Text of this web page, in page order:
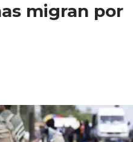
migran por